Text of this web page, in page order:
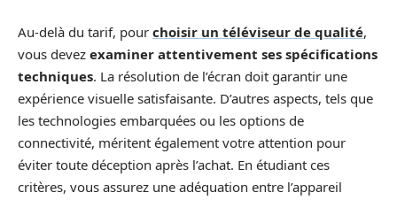
Au-delà du tarif, pour choisir un téléviseur de qualité,
vous devez examiner attentivement ses spécifications
techniques. La résolution de l’écran doit garantir une
expérience visuelle satisfaisante. D’autres aspects, tels que
les technologies embarquées ou les options de
connectivité, méritent également votre attention pour
éviter toute déception après l’achat. En étudiant ces
critères, vous assurez une adéquation entre l’appareil